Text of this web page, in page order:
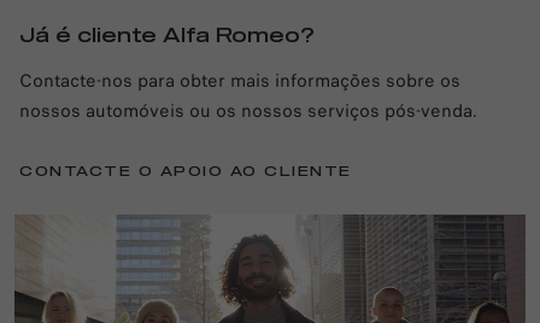
Já é cliente Alfa Romeo?
Contacte-nos para obter mais informações sobre os
nossos automóveis ou os nossos serviços pós-venda.
CONTACTE O APOIO AO CLIENTE